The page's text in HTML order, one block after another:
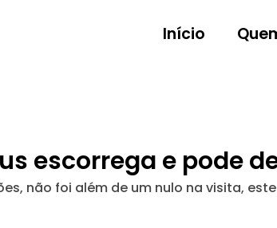
Início
escorrega e pode
não foi além de um nulo na visita,